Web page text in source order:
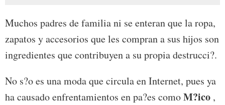
Muchos padres de familia ni se enteran que la ropa,
zapatos y accesorios que les compran a sus hijos son
ingredientes que contribuyen a su propia destrucci?.
No s?o es una moda que circula en Internet, pues ya
ha causado enfrentamientos en pa?es comoM?ico ,